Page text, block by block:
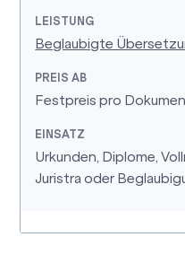
Beglaubigte
Festpreis pro
Urkunden, Diplome,
Juristra oder